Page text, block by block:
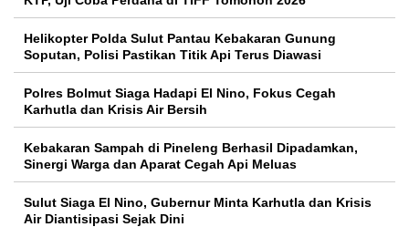
Helikopter Polda Sulut Pantau Kebakaran Gunung
Soputan, Polisi Pastikan Titik Api Terus Diawasi
Polres Bolmut Siaga Hadapi El Nino, Fokus Cegah
Karhutla dan Krisis Air Bersih
Kebakaran Sampah di Pineleng Berhasil Dipadamkan,
Sinergi Warga dan Aparat Cegah Api Meluas
Sulut Siaga El Nino, Gubernur Minta Karhutla dan Krisis
Air Diantisipasi Sejak Dini